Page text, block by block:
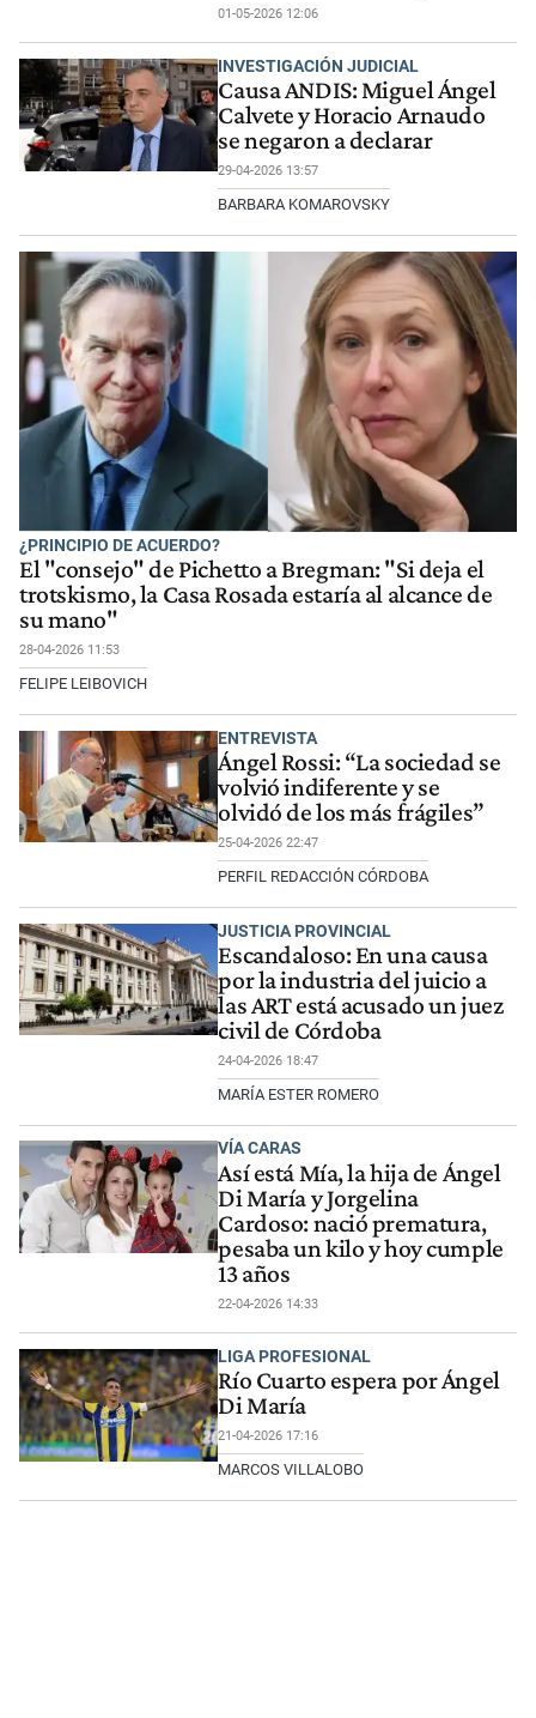
01-05-2026 12:06
INVESTIGACIÓN JUDICIAL
Causa ANDIS: Miguel Ángel
Calvete y Horacio Arnaudo
se negaron a declarar
29-04-2026 13:57
BARBARA KOMAROVSKY
¿PRINCIPIO DE ACUERDO?
El "consejo" de Pichetto a Bregman: "Si deja el
trotskismo, la Casa Rosada estaría al alcance de
su mano"
28-04-2026 11:53
FELIPE LEIBOVICH
ENTREVISTA
Ángel Rossi: “La sociedad se
volvió indiferente y se
olvidó de los más frágiles”
25-04-2026 22:47
PERFIL REDACCIÓN CÓRDOBA
JUSTICIA PROVINCIAL
Escandaloso: En una causa
por la industria del juicio a
las ART está acusado un juez
civil de Córdoba
24-04-2026 18:47
MARÍA ESTER ROMERO
VÍA CARAS
Así está Mía, la hija de Ángel
Di María y Jorgelina
Cardoso: nació prematura,
pesaba un kilo y hoy cumple
13 años
22-04-2026 14:33
LIGA PROFESIONAL
Río Cuarto espera por Ángel
Di María
21-04-2026 17:16
MARCOS VILLALOBO